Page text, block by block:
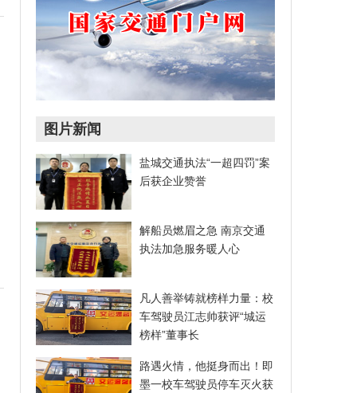
图片新闻
盐城交通执法“一超四罚”案
后获企业赞誉
解船员燃眉之急 南京交通
执法加急服务暖人心
凡人善举铸就榜样力量：校
车驾驶员江志帅获评“城运
榜样”董事长
路遇火情，他挺身而出！即
墨一校车驾驶员停车灭火获